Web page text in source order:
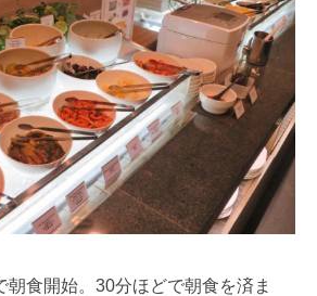
朝食開始。30分ほどで朝食を済ま